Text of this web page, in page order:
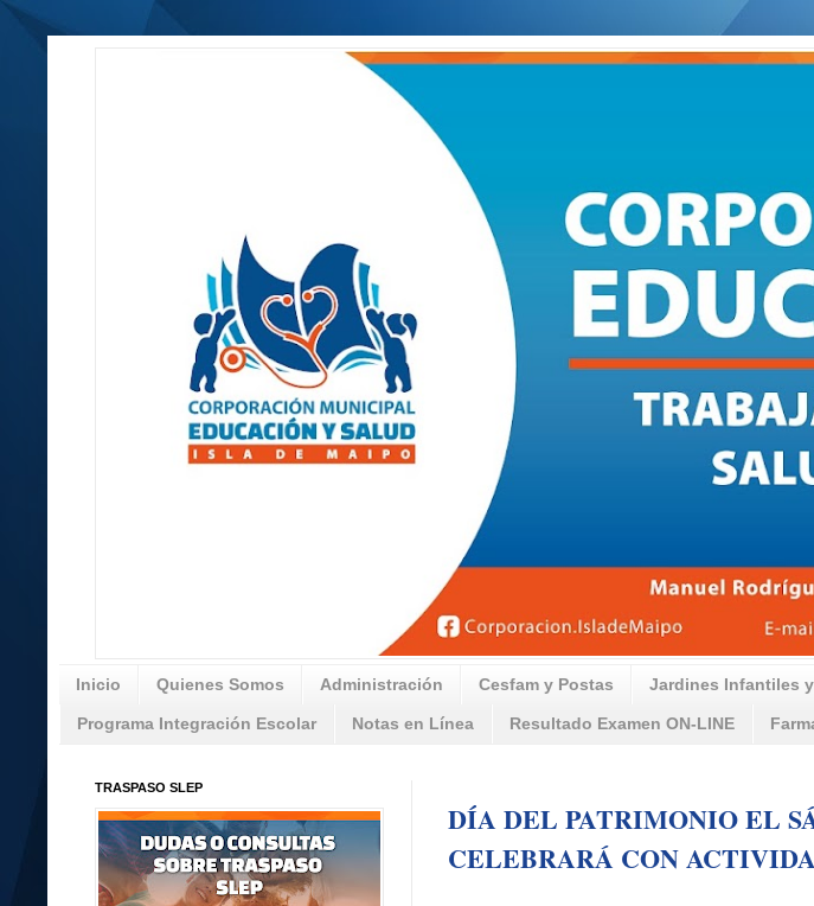
Inicio Quienes Somos Administración Cesfam y Postas Jardines Infantiles
Programa Integración Escolar Notas en Línea Resultado Examen ON-LINE
DÍA DEL PATRIMONIO EL
CELEBRARÁ CON
TRASPASO SLEP